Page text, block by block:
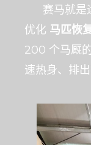
赛马就是
优化 马匹恢
200 个马厩
速热身、排